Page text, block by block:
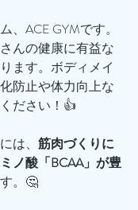
、ACE GYMです。
んの健康に有益な
ます。ボディメイ
防止や体力向上な
ださい！👍
は、 筋肉づくりに
ノ酸「BCAA」が豊
。🤔